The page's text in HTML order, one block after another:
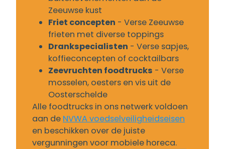
Zeeuwse kust
Friet concepten - Verse Zeeuwse
frieten met diverse toppings
Drankspecialisten - Verse sapjes,
koffieconcepten of cocktailbars
Zeevruchten foodtrucks - Verse
mosselen, oesters en vis uit de
Oosterschelde
Alle foodtrucks in ons netwerk voldoen
aan de NVWA voedselveiligheidseisen
en beschikken over de juiste
vergunningen voor mobiele horeca.